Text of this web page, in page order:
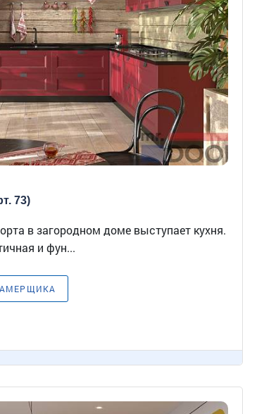
73)
в загородном доме выступает кухня.
и фун...